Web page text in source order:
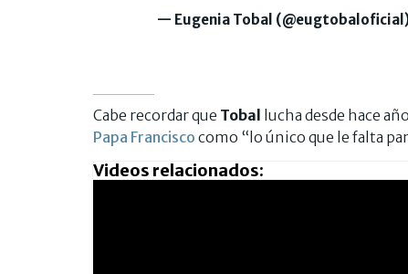
— Eugenia Tobal
Cabe recordar que Tobal lucha desde hace
Papa Francisco como “lo único que le falta
Videos relacionados: